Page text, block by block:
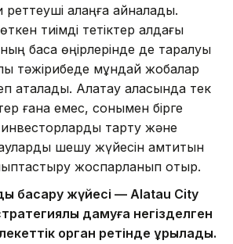
реттеуші алаңға айналады.
тиімді тетіктер алдағы
басқа өңірлерінде де таралуы
тәжірибеде мұндай жобалар
аталады. Алатау қаласында тек
ғана емес, сонымен бірге
инвесторларды тарту және
шешу жүйесін қамтитын
жоспарланып отыр.
басқару жүйесі — Alatau City
дамуға негізделген
орган ретінде құрылады.